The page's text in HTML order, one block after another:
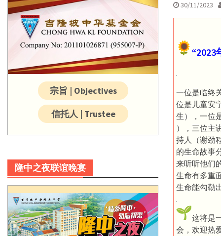
30/11/2023
.
一位是临终
位是儿童安
生），一位
），三位主
持人（谢劲
的生命故事
来听听他们
生命有多重
生命能勾勒
.
这将是
会，欢迎热
宗旨 | Objectives
信托人 | Trustee
隆中之夜联谊晚宴